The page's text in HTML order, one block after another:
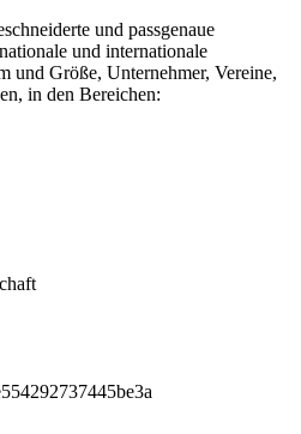
und passgenaue
und internationale
und Größe, Unternehmer, Vereine,
in den Bereichen: